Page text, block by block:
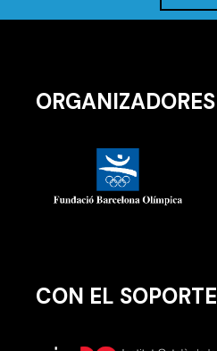
ORGANIZADORES
CON EL SOPORTE